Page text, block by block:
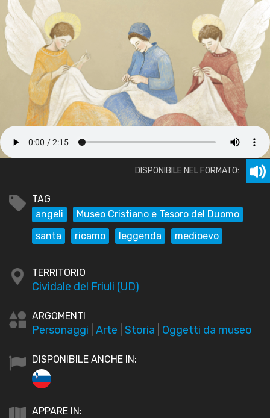
DISPONIBILE NEL FORMATO:
TAG
angeli
Museo Cristiano e Tesoro del Duomo
santa
ricamo leggenda medioevo
TERRITORIO
Cividale del Friuli (UD)
ARGOMENTI
Personaggi Arte Storia Oggetti da museo
DISPONIBILE ANCHE IN:
APPARE IN: